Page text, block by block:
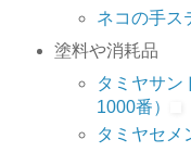
ネコの手ス
塗料や消耗品
タミヤサン
1000番）
タミヤセメ